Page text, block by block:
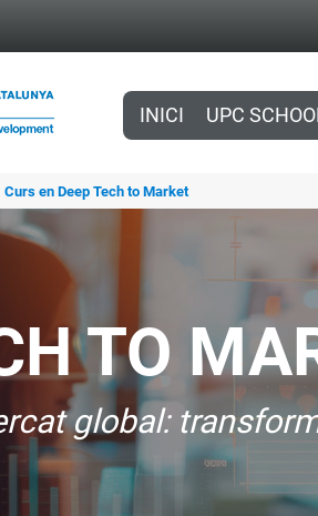
INICI UPC
Curs en Deep Tech to Market
TO
global: